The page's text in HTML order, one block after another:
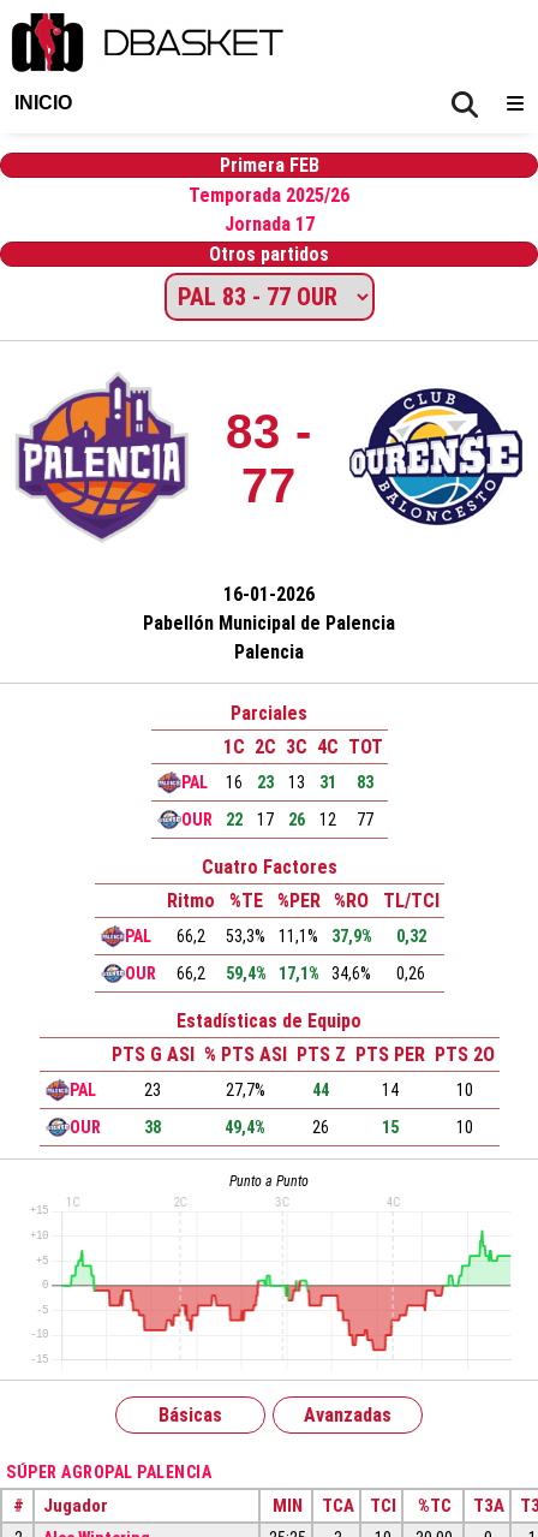
INICIO
Primera FEB
Temporada 2025/26
Jornada 17
Otros partidos
83 -
77
16-01-2026
Pabellón Municipal de Palencia
Palencia
Parciales
1C 2C 3C 4C TOT
PAL 16 23 13 31
83
OUR
22 17 26 12 77
Cuatro Factores
Ritmo
%TE %PER %RO TL/TCI
PAL 66,2 53,3% 11,1% 37,9%
0,32
OUR
66,2 59,4% 17,1% 34,6% 0,26
Estadísticas de Equipo
PTS G ASI % PTS ASI PTS Z PTS PER PTS 2O
PAL 23 27,7% 44 14
10
OUR
38 49,4% 26 15 10
Punto a Punto
Básicas Avanzadas
SÚPER AGROPAL PALENCIA
# Jugador MIN TCA TCI %TC T3A